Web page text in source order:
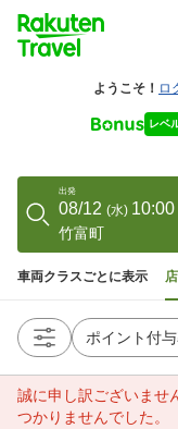
出発
08/12 (水) 10:00
竹富町
車両クラスごとに表示
誠に申し訳ございませ
つかりませんでした。